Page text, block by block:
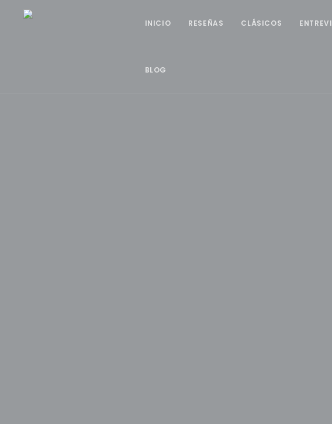
INICIO RESEÑAS CLÁSICOS
BLOG